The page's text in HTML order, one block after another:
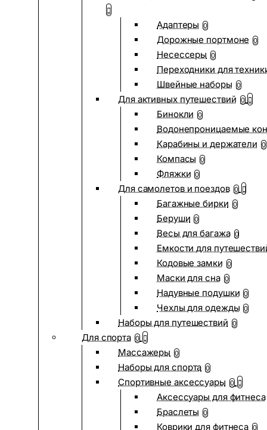
Адаптеры 0
Дорожные портмоне 0
Несессеры 0
Переходники для
Швейные наборы 0
Для активных путешествий 0
Бинокли 0
Водонепроницаемые
Карабины и держатели 0
Компасы 0
Фляжки 0
Для самолетов и поездов 0
Багажные бирки 0
Беруши 0
Весы для багажа 0
Емкости для
Кодовые замки 0
Маски для сна 0
Надувные подушки 0
Чехлы для одежды 0
Наборы для путешествий 0
Для спорта 0
Массажеры 0
Наборы для спорта 0
Спортивные аксессуары 0
Аксессуары для фитнеса
Браслеты 0
Коврики для фитнеса 0